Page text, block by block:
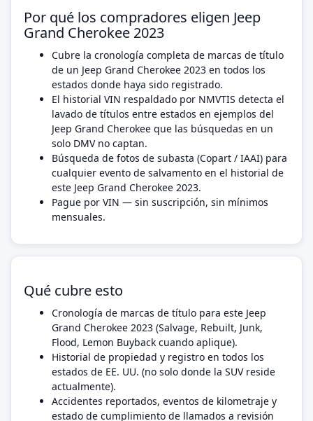
Por qué los compradores eligen Jeep
Grand Cherokee 2023
Cubre la cronología completa de marcas de título
de un Jeep Grand Cherokee 2023 en todos los
estados donde haya sido registrado.
El historial VIN respaldado por NMVTIS detecta el
lavado de títulos entre estados en ejemplos del
Jeep Grand Cherokee que las búsquedas en un
solo DMV no captan.
Búsqueda de fotos de subasta (Copart / IAAI) para
cualquier evento de salvamento en el historial de
este Jeep Grand Cherokee 2023.
Pague por VIN — sin suscripción, sin mínimos
mensuales.
Qué cubre esto
Cronología de marcas de título para este Jeep
Grand Cherokee 2023 (Salvage, Rebuilt, Junk,
Flood, Lemon Buyback cuando aplique).
Historial de propiedad y registro en todos los
estados de EE. UU. (no solo donde la SUV reside
actualmente).
Accidentes reportados, eventos de kilometraje y
estado de cumplimiento de llamados a revisión